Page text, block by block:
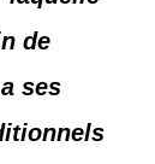
de
ses